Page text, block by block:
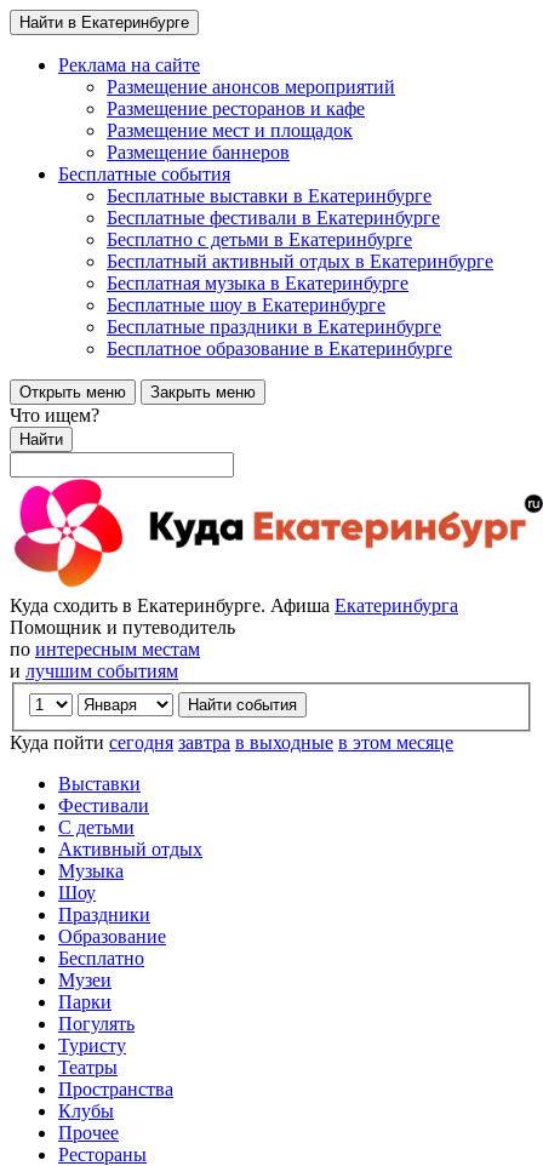
Найти в Екатеринбурге
Реклама на сайте
Размещение анонсов мероприятий
Размещение ресторанов и кафе
Размещение мест и площадок
Размещение баннеров
Бесплатные события
Бесплатные выставки в Екатеринбурге
Бесплатные фестивали в Екатеринбурге
Бесплатно с детьми в Екатеринбурге
Бесплатный активный отдых в Екатеринбурге
Бесплатная музыка в Екатеринбурге
Бесплатные шоу в Екатеринбурге
Бесплатные праздники в Екатеринбурге
Бесплатное образование в Екатеринбурге
Открыть меню Закрыть меню
Что ищем?
Найти
Куда сходить в Екатеринбурге. Афиша Екатеринбурга
Помощник и путеводитель
по интересным местам
и лучшим событиям
Куда пойти сегодня завтра в выходные в этом месяце
Выставки
Фестивали
С детьми
Активный отдых
Музыка
Шоу
Праздники
Образование
Бесплатно
Музеи
Парки
Погулять
Туристу
Театры
Пространства
Клубы
Прочее
Рестораны